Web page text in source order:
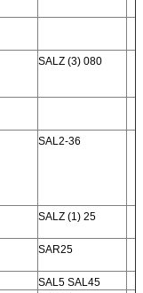
SALZ (3) 080
SAL2-36
SALZ (1) 25
SAR25
SAL5 SAL45